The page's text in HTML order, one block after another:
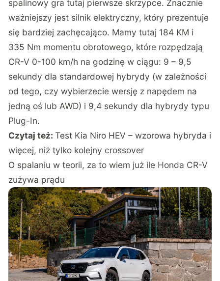
spalinowy gra tutaj pierwsze skrzypce. Znacznie
ważniejszy jest silnik elektryczny, który prezentuje
się bardziej zachęcająco. Mamy tutaj 184 KM i
335 Nm momentu obrotowego, które rozpędzają
CR-V 0-100 km/h na godzinę w ciągu: 9 – 9,5
sekundy dla standardowej hybrydy (w zależności
od tego, czy wybierzecie wersję z napędem na
jedną oś lub AWD) i 9,4 sekundy dla hybrydy typu
Plug-In.
Czytaj też:Test Kia Niro HEV – wzorowa hybryda i
więcej, niż tylko kolejny crossover
O spalaniu w teorii, za to wiem już ile Honda CR-V
zużywa prądu